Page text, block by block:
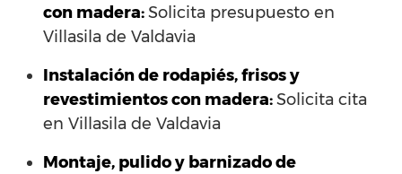
con madera:Solicita presupuesto en
Villasila de Valdavia
Instalación de rodapiés, frisos y
revestimientos con madera:Solicita cita
en Villasila de Valdavia
Montaje, pulido y barnizado de